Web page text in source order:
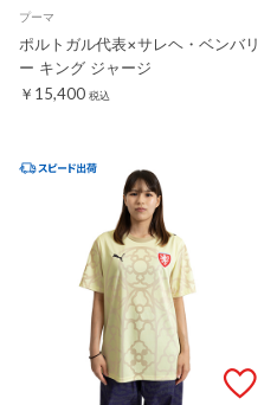
プーマ
ポルトガル代表×サレヘ・ベンバリ
ー キング ジャージ
￥15,400 税込